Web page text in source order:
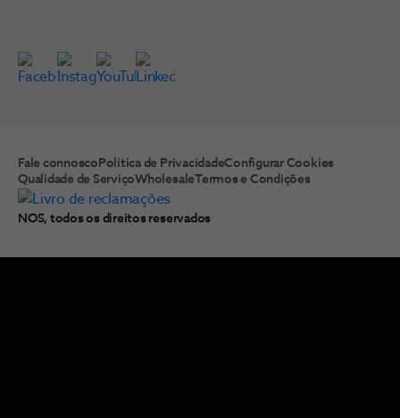
Fale connosco Política de PrivacidadeConfigurar Cookies
Qualidade de ServiçoWholesaleTermos e Condições
NOS, todos os direitos reservados